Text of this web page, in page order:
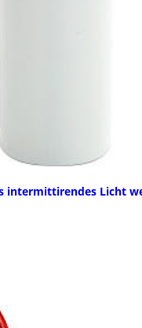
intermittirendes Licht